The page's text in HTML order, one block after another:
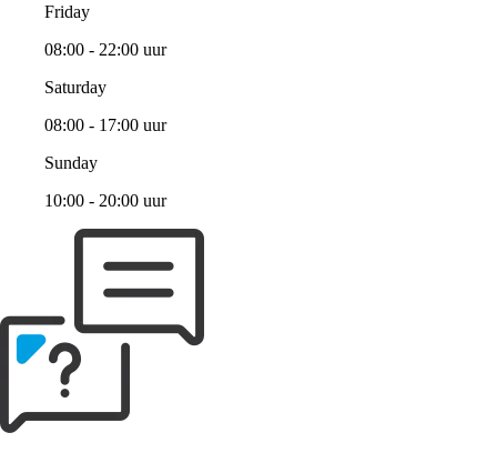
Friday
08:00 - 22:00 uur
Saturday
08:00 - 17:00 uur
Sunday
10:00 - 20:00 uur